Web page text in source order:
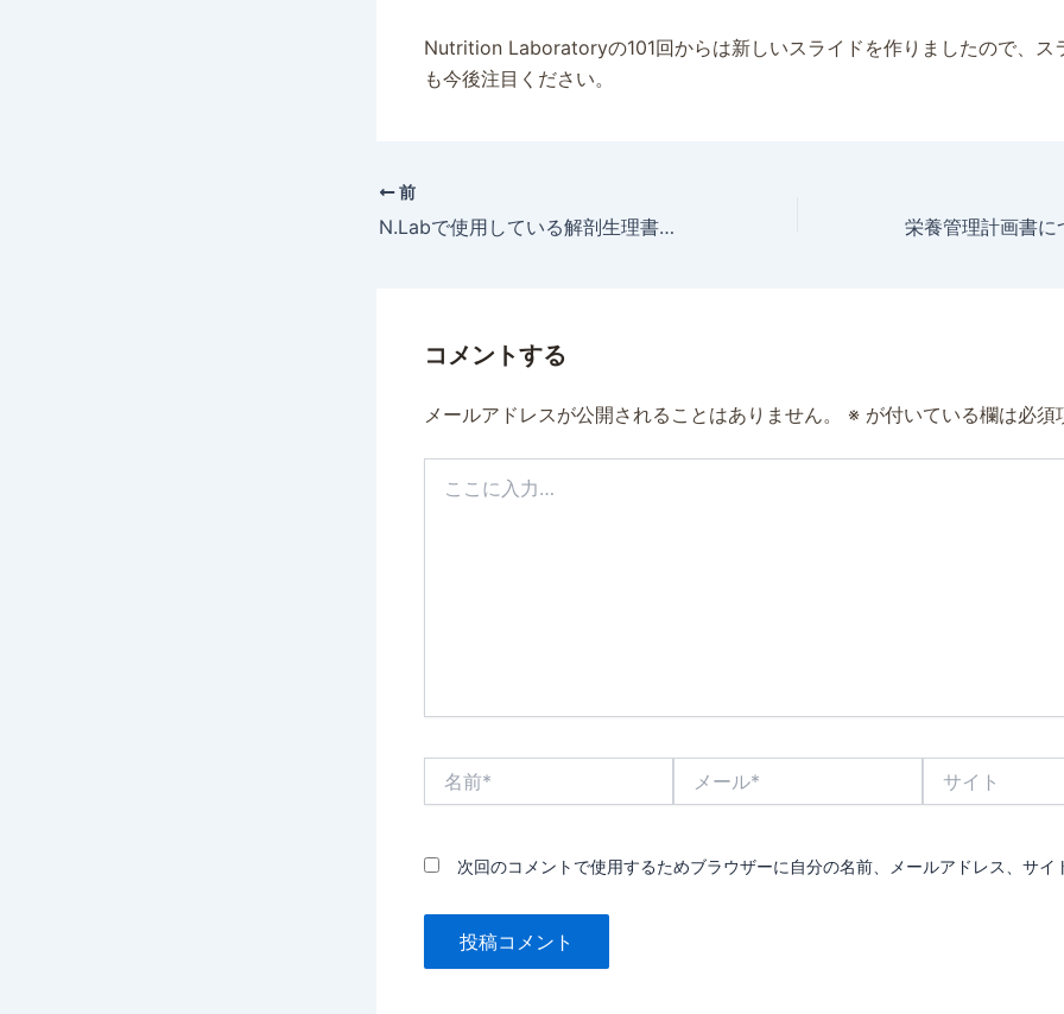
Nutrition Laboratoryの101回からは新しいスライドを作りましたので、ス
も今後注目ください。
前
N.Labで使用している解剖生理書籍・サイト・アプリ 栄養管理計画書に
コメントする
メールアドレスが公開されることはありません。 ※ が付いている欄は必須
次回のコメントで使用するためブラウザーに自分の名前、メールアドレス、サイ